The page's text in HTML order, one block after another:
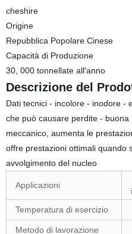
cheshire
Origine
Repubblica Popolare Cinese
Capacità di Produzione
30, 000 tonnellate all′anno
Descrizione del
Dati tecnici - incolore - inodore -
che può causare perdite -
meccanico, aumenta le
offre prestazioni ottimali quando
avvolgimento del nucleo
Applicazioni
Temperatura di esercizio
Metodo di lavorazione